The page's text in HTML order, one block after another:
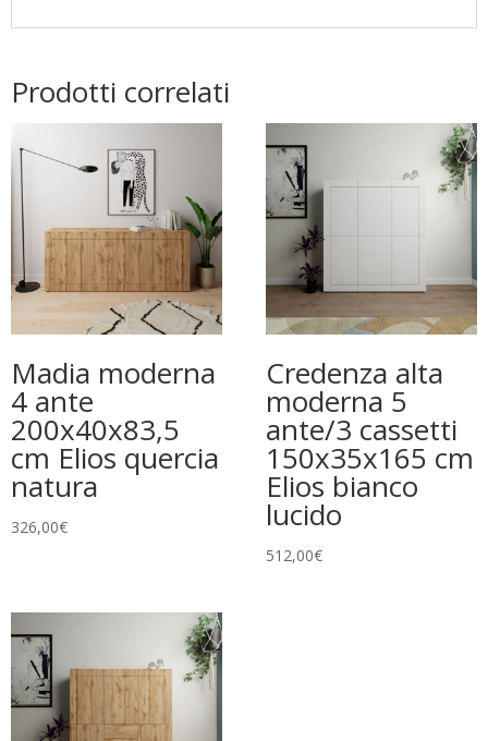
Prodotti correlati
Madia moderna
4 ante
200x40x83,5
cm Elios quercia
natura
326,00€
Credenza alta
moderna 5
ante/3 cassetti
150x35x165 cm
Elios bianco
lucido
512,00€